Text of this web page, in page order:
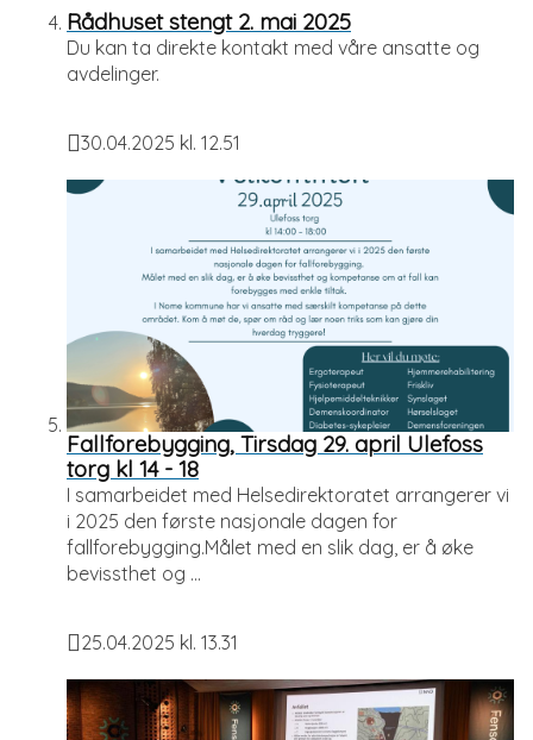
Rådhuset stengt 2. mai 2025
Du kan ta direkte kontakt med våre ansatte og
avdelinger.
Publisert
30.04.2025 kl. 12.51
Fallforebygging, Tirsdag 29. april Ulefoss
torg kl 14 - 18
I samarbeidet med Helsedirektoratet arrangerer vi
i 2025 den første nasjonale dagen for
fallforebygging.Målet med en slik dag, er å øke
bevissthet og ...
Publisert
25.04.2025 kl. 13.31